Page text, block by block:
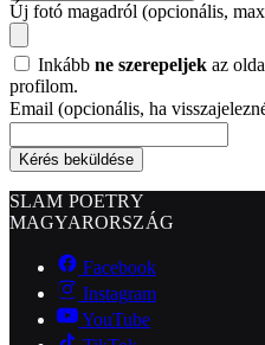
Új fotó magadról (opcionális,
Inkább ne szerepeljek az
profilom.
Email (opcionális, ha
Kérés beküldése
SLAM POETRY
MAGYARORSZÁG
Facebook
Instagram
YouTube